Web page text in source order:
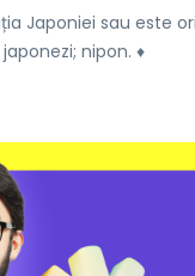
Japoniei sau este
nipon. ♦